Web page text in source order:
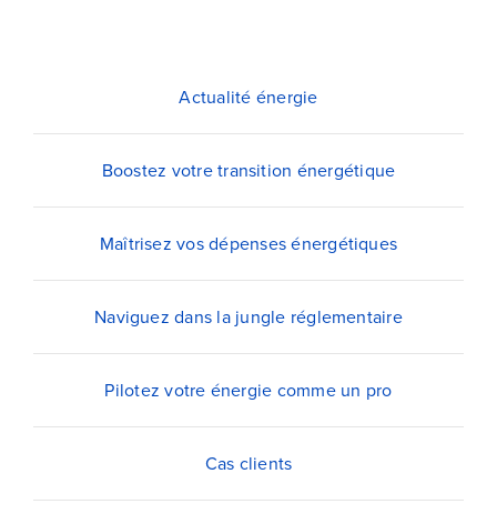
Actualité énergie
Boostez votre transition énergétique
Maîtrisez vos dépenses énergétiques
Naviguez dans la jungle réglementaire
Pilotez votre énergie comme un pro
Cas clients